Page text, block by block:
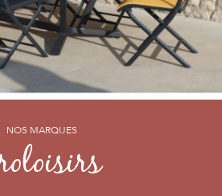
NOS MARQUES
NOS MARQUES
by PROLOISIRS
NOS MARQUES
by PROLOISIRS